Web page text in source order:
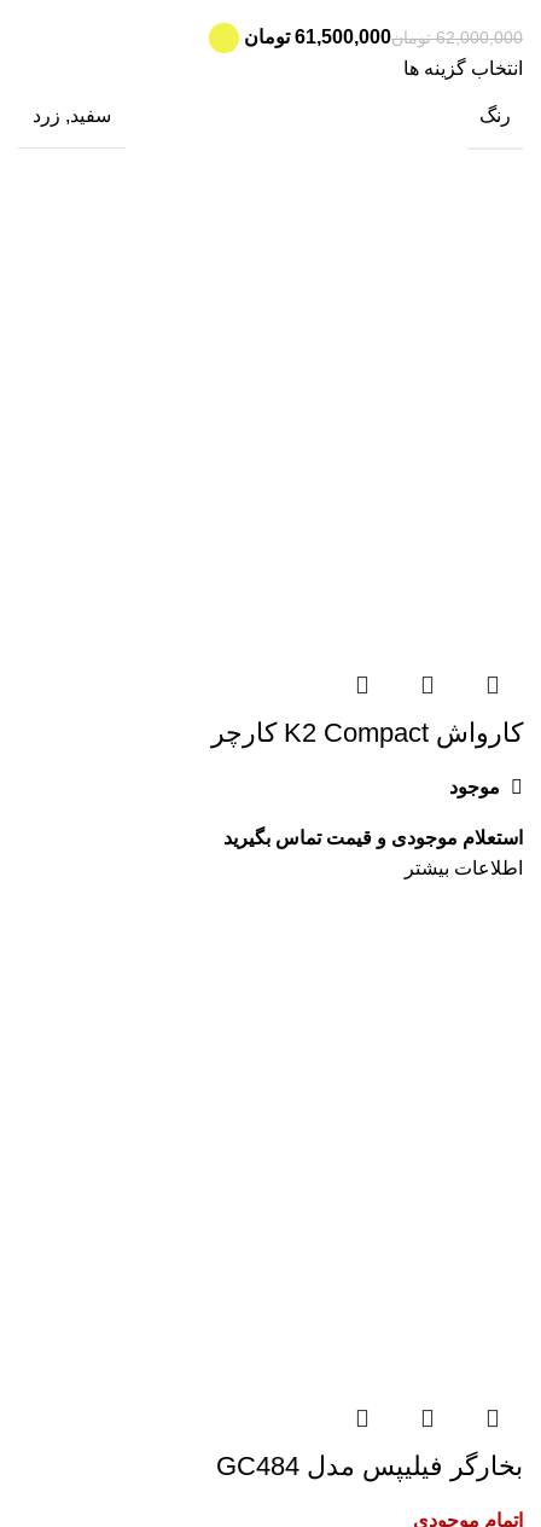
62,000,000 تومان61,500,000 تومان
انتخاب گزینه ها
رنگ سفید, زرد
کارواش K2 Compact کارچر
موجود
اطلاعات بیشتر
بخارگر فیلیپس مدل GC484
اتمام موجودی